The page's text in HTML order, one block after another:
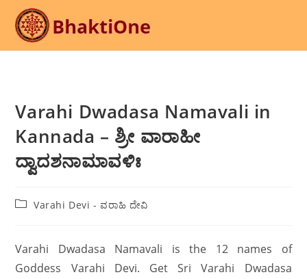
content
Varahi Dwadasa Namavali in
Kannada – ಶ್ರೀ ವಾರಾಹೀ
ದ್ವಾದಶನಾಮಾವಳಿಃ
PostVarahi Devi - ವರಾಹಿ ದೇವಿ
Varahi Dwadasa Namavali is the 12 names of
Goddess Varahi Devi. Get Sri Varahi Dwadasa